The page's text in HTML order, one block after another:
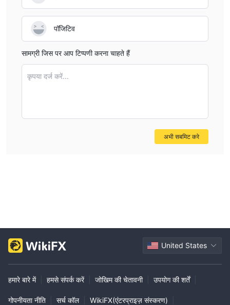
guarantee risk-free investing or trading. It is essential for
traders like myself to remain vigilant, understand the risks
inherent in all trading activities, and avoid assuming any
government oversight, no matter how reputable,
my view, Yamani’s FSA regulation does align with the
पॉजिटिव
सामग्री जिस पर आप टिप्पणी करना चाहते हैं
कृपया दर्ज करें...
अभी सबमिट करे
United States
हमारे बारे में हमसे संपर्क करें जोखिम की चेतावनी उपयोग की शर्तें
गोपनीयता नीति सर्च कॉल WikiFX(एंटरप्राइज़ संस्करण)